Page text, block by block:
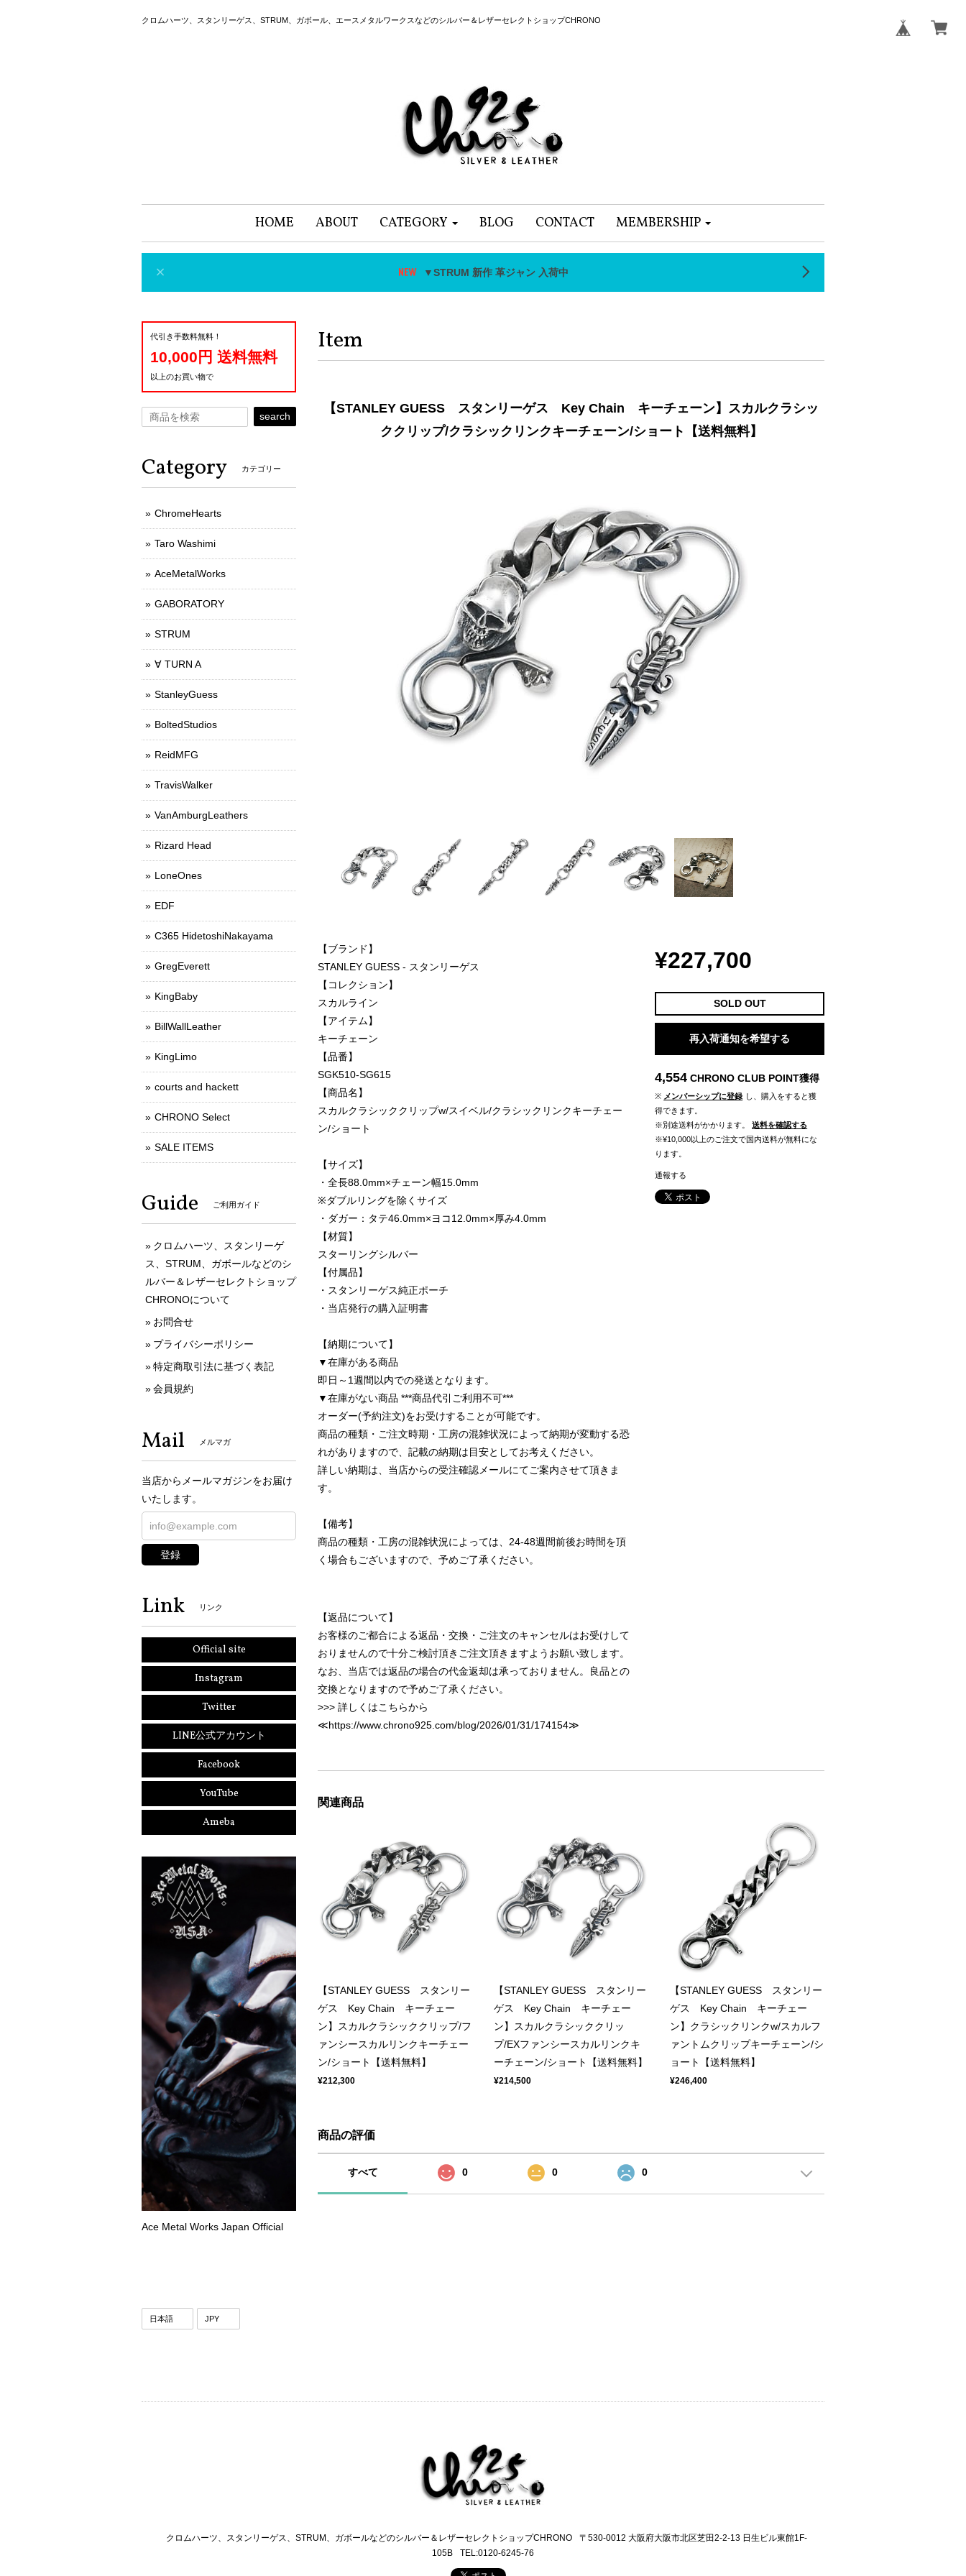
クロムハーツ、スタンリーゲス、STRUM、ガボール、エースメタルワークスなどのシルバー＆レザーセレクトショップCHRONO
HOME ABOUT CATEGORY BLOG CONTACT MEMBERSHIP
▼STRUM 新作 革ジャン 入荷中
Item
【STANLEY GUESS スタンリーゲス Key Chain キーチェーン】スカルクラシッ
ククリップ/クラシックリンクキーチェーン/ショート【送料無料】
【ブランド】
STANLEY GUESS - スタンリーゲス
【コレクション】
スカルライン
【アイテム】
キーチェーン
【品番】
SGK510-SG615
【商品名】
スカルクラシッククリップw/スイベル/クラシックリンクキーチェー
ン/ショート
【サイズ】
・全長88.0mm×チェーン幅15.0mm
※ダブルリングを除くサイズ
・ダガー：タテ46.0mm×ヨコ12.0mm×厚み4.0mm
【材質】
スターリングシルバー
【付属品】
・スタンリーゲス純正ポーチ
・当店発行の購入証明書
【納期について】
▼在庫がある商品
即日～1週間以内での発送となります。
▼在庫がない商品 ***商品代引ご利用不可***
オーダー(予約注文)をお受けすることが可能です。
商品の種類・ご注文時期・工房の混雑状況によって納期が変動する恐
れがありますので、記載の納期は目安としてお考えください。
詳しい納期は、当店からの受注確認メールにてご案内させて頂きま
す。
【備考】
商品の種類・工房の混雑状況によっては、24-48週間前後お時間を頂
く場合もございますので、予めご了承ください。
【返品について】
お客様のご都合による返品・交換・ご注文のキャンセルはお受けして
おりませんので十分ご検討頂きご注文頂きますようお願い致します。
なお、当店では返品の場合の代金返却は承っておりません。良品との
交換となりますので予めご了承ください。
>>> 詳しくはこちらから
≪https://www.chrono925.com/blog/2026/01/31/174154≫
¥227,700
SOLD OUT
再入荷通知を希望する
4,554 CHRONO CLUB POINT獲得
※ メンバーシップに登録 し、購入をすると獲
得できます。
※別途送料がかかります。
送料を確認する
※¥10,000以上のご注文で国内送料が無料にな
ります。
通報する
関連商品
【STANLEY GUESS スタンリー
ゲス Key Chain キーチェー
ン】スカルクラシッククリップ/フ
ァンシースカルリンクキーチェー
ン/ショート【送料無料】
¥212,300
【STANLEY GUESS スタンリー
ゲス Key Chain キーチェー
ン】スカルクラシッククリッ
プ/EXファンシースカルリンクキ
ーチェーン/ショート【送料無料】
¥214,500
【STANLEY GUESS スタンリー
ゲス Key Chain キーチェー
ン】クラシックリンクw/スカルフ
ァントムクリップキーチェーン/シ
ョート【送料無料】
¥246,400
商品の評価
すべて 0 0 0
代引き手数料無料！
10,000円 送料無料
以上のお買い物で
search
Category カテゴリー
ChromeHearts
Taro Washimi
AceMetalWorks
GABORATORY
STRUM
∀ TURN A
StanleyGuess
BoltedStudios
ReidMFG
TravisWalker
VanAmburgLeathers
Rizard Head
LoneOnes
EDF
C365 HidetoshiNakayama
GregEverett
KingBaby
BillWallLeather
KingLimo
courts and hackett
CHRONO Select
SALE ITEMS
Guide ご利用ガイド
クロムハーツ、スタンリーゲ
ス、STRUM、ガボールなどのシ
ルバー＆レザーセレクトショップ
CHRONOについて
お問合せ
プライバシーポリシー
特定商取引法に基づく表記
会員規約
Mail メルマガ
当店からメールマガジンをお届け
いたします。
登録
Link リンク
Official site
Instagram
Twitter
LINE公式アカウント
Facebook
YouTube
Ameba
Ace Metal Works Japan Official
クロムハーツ、スタンリーゲス、STRUM、ガボールなどのシルバー＆レザーセレクトショップCHRONO
〒530-0012 大阪府大阪市北区芝田2-2-13 日生ビル東館1F-
105B
TEL:0120-6245-76